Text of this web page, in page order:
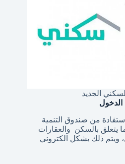
الجديد
الدخول
من صندوق التنمية
يتعلق بالسكن والعقارات
ذلك بشكل الكتروني